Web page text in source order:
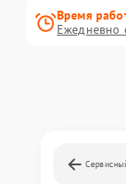
Время
Ежедневно